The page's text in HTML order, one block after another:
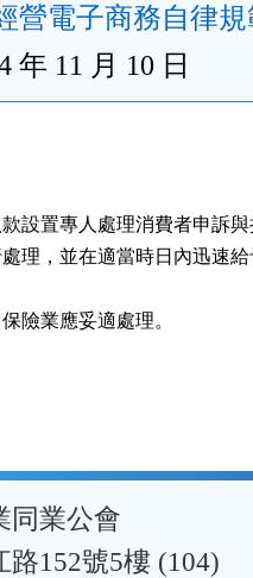
營電子商務自律規
年 11 月 10 日
設置專人處理消費者申訴
理，並在適當時日內迅速
險業應妥適處理。
同業公會
152號5樓 (104)